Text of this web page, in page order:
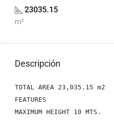
23035.15
m²
Descripción
TOTAL AREA 23,035.15 m2
FEATURES
MAXIMUM HEIGHT 10 MTS.